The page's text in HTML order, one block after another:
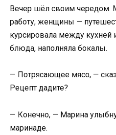
Вечер шёл своим
работу, женщины —
курсировала между кухней
блюда, наполняла бокалы.
— Потрясающее мясо, —
Рецепт дадите?
— Конечно, — Марина
маринаде.